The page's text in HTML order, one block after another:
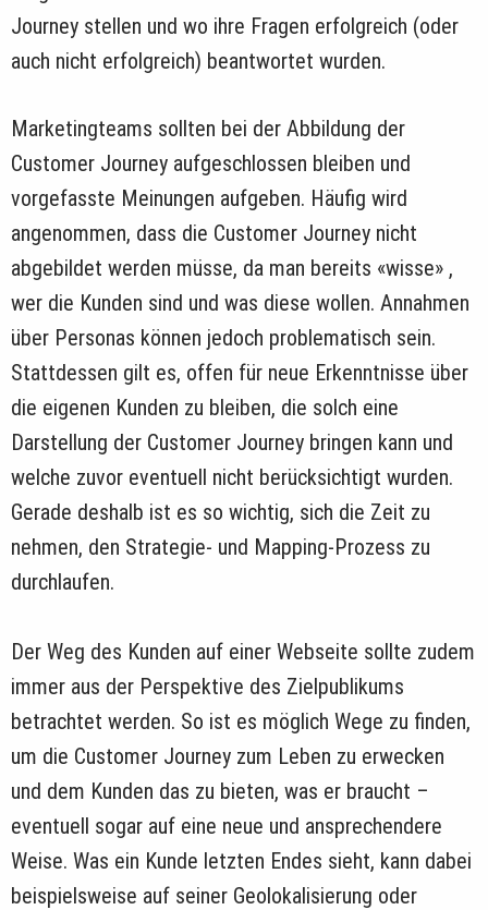
Journey stellen und wo ihre Fragen erfolgreich (oder
auch nicht erfolgreich) beantwortet wurden.
Marketingteams sollten bei der Abbildung der
Customer Journey aufgeschlossen bleiben und
vorgefasste Meinungen aufgeben. Häufig wird
angenommen, dass die Customer Journey nicht
abgebildet werden müsse, da man bereits «wisse» ,
wer die Kunden sind und was diese wollen. Annahmen
über Personas können jedoch problematisch sein.
Stattdessen gilt es, offen für neue Erkenntnisse über
die eigenen Kunden zu bleiben, die solch eine
Darstellung der Customer Journey bringen kann und
welche zuvor eventuell nicht berücksichtigt wurden.
Gerade deshalb ist es so wichtig, sich die Zeit zu
nehmen, den Strategie- und Mapping-Prozess zu
durchlaufen.
Der Weg des Kunden auf einer Webseite sollte zudem
immer aus der Perspektive des Zielpublikums
betrachtet werden. So ist es möglich Wege zu finden,
um die Customer Journey zum Leben zu erwecken
und dem Kunden das zu bieten, was er braucht –
eventuell sogar auf eine neue und ansprechendere
Weise. Was ein Kunde letzten Endes sieht, kann dabei
beispielsweise auf seiner Geolokalisierung oder